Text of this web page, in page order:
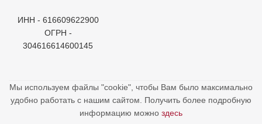
ИНН - 616609622900
ОГРН -
304616614600145
Мы используем файлы "cookie", чтобы Вам было максимально
удобно работать с нашим сайтом. Получить более подробную
информацию можно здесь